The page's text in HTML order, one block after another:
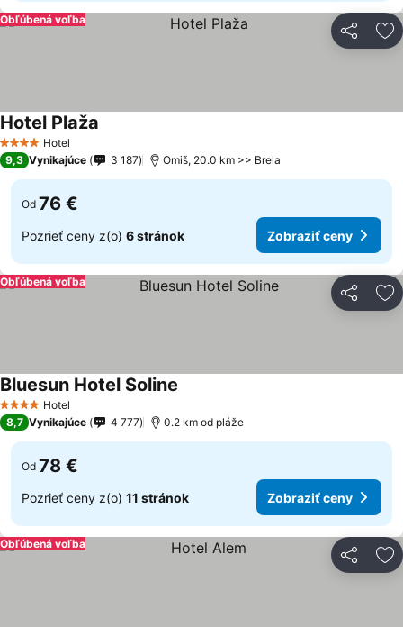
Zdieľať
Obľúbená voľba
4 Počet hviezdičiek
Hotel
Hotel Plaža
9,3 Vynikajúce 3 187 Omiš, 20.0 km >> Brela
Od 76 €
Pozrieť ceny z(o) 6 stránok Zobraziť ceny
Zdieľať
Obľúbená voľba
4 Počet hviezdičiek
Hotel
Bluesun Hotel Soline
8,7 Vynikajúce 4 777 0.2 km od pláže
Od 78 €
Pozrieť ceny z(o) 11 stránok Zobraziť ceny
Zdieľať
Obľúbená voľba